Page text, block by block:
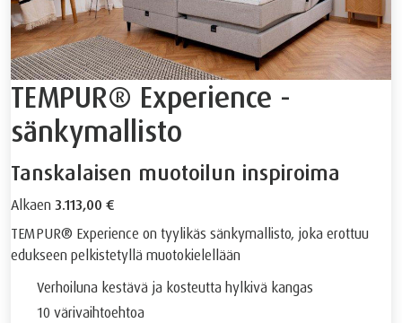
TEMPUR® Experience -
sänkymallisto
Tanskalaisen muotoilun inspiroima
Alkaen 3.113,00 €
TEMPUR® Experience on tyylikäs sänkymallisto, joka erottuu
edukseen pelkistetyllä muotokielellään
Verhoiluna kestävä ja kosteutta hylkivä kangas
10 värivaihtoehtoa